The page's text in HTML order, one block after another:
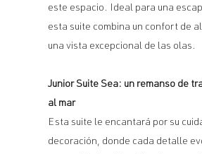
este espacio. Ideal para una
esta suite combina un confort de
una vista excepcional de las olas.
Junior Suite Sea: un remanso de
al mar
Esta suite le encantará por su
decoración, donde cada detalle